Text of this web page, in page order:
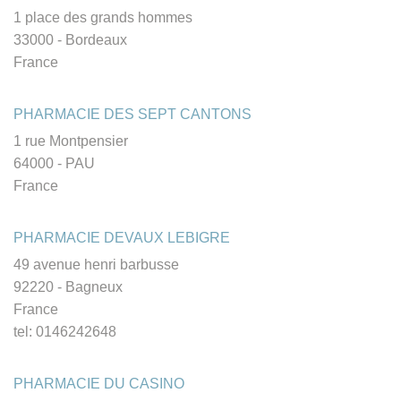
1 place des grands hommes
33000 - Bordeaux
France
PHARMACIE DES SEPT CANTONS
1 rue Montpensier
64000 - PAU
France
PHARMACIE DEVAUX LEBIGRE
49 avenue henri barbusse
92220 - Bagneux
France
tel: 0146242648
PHARMACIE DU CASINO